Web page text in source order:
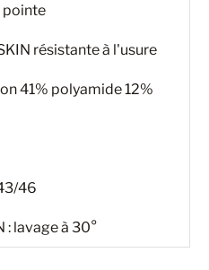
pointe
résistante à l'usure
41% polyamide 12%
46
: lavage à 30°